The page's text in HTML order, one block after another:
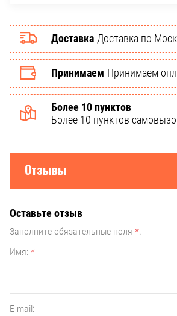
Доставка Доставка по
Принимаем Принимаем
Более 10 пунктов
Более 10 пунктов
Отзывы
Оставьте отзыв
Заполните обязательные поля *
Имя: *
E-mail: